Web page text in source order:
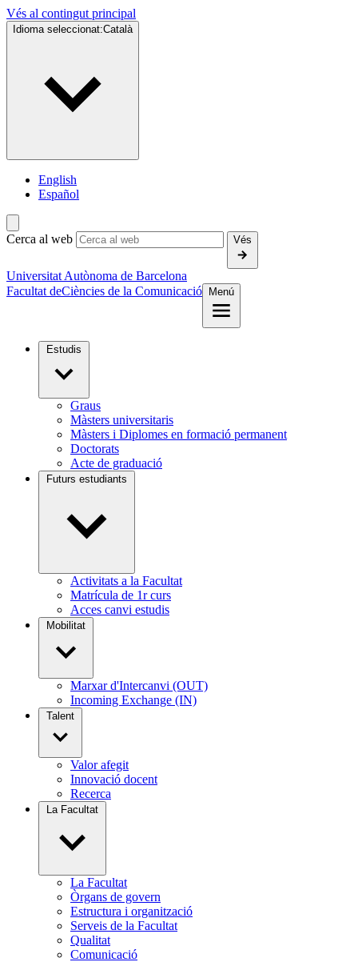
Vés al contingut principal
Idioma seleccionat:Català
English
Español
Cerca al web Vés
Universitat Autònoma de Barcelona
Facultat deCiències de la Comunicació Menú
Estudis
Graus
Màsters universitaris
Màsters i Diplomes en formació permanent
Doctorats
Acte de graduació
Futurs estudiants
Activitats a la Facultat
Matrícula de 1r curs
Acces canvi estudis
Mobilitat
Marxar d'Intercanvi (OUT)
Incoming Exchange (IN)
Talent
Valor afegit
Innovació docent
Recerca
La Facultat
La Facultat
Òrgans de govern
Estructura i organització
Serveis de la Facultat
Qualitat
Comunicació